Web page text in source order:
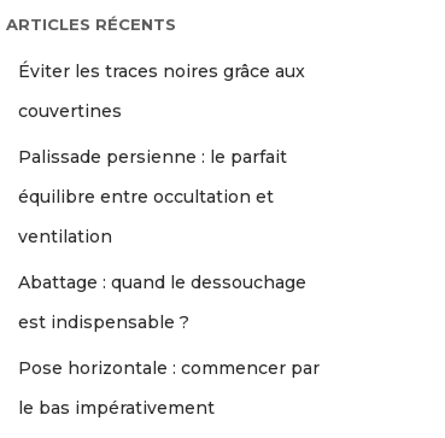
ARTICLES RÉCENTS
Éviter les traces noires grâce aux
couvertines
Palissade persienne : le parfait
équilibre entre occultation et
ventilation
Abattage : quand le dessouchage
est indispensable ?
Pose horizontale : commencer par
le bas impérativement